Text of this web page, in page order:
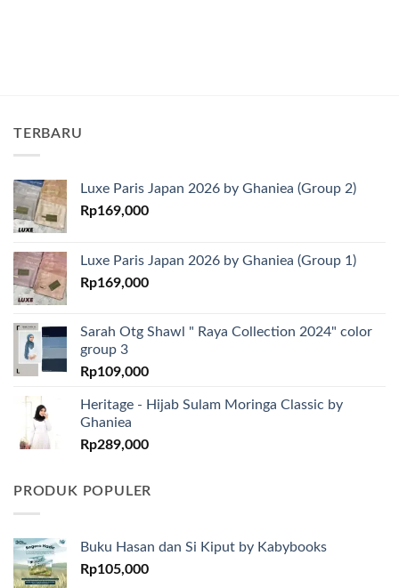
TERBARU
Luxe Paris Japan 2026 by Ghaniea (Group 2)
Rp169,000
Luxe Paris Japan 2026 by Ghaniea (Group 1)
Rp169,000
Sarah Otg Shawl " Raya Collection 2024" color
group 3
Rp109,000
Heritage - Hijab Sulam Moringa Classic by
Ghaniea
Rp289,000
PRODUK POPULER
Buku Hasan dan Si Kiput by Kabybooks
Rp105,000